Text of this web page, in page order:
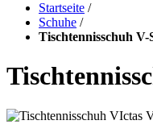
Startseite /
Schuhe /
Tischtennisschuh V-